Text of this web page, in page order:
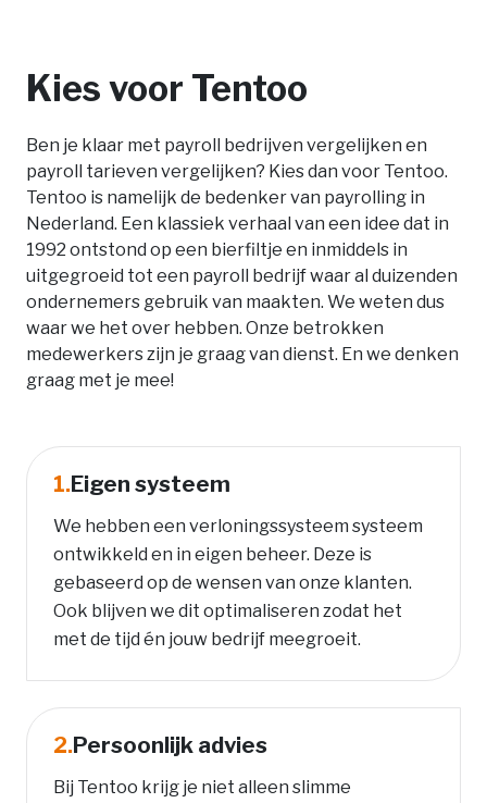
Kies voor Tentoo
Ben je klaar met payroll bedrijven vergelijken en
payroll tarieven vergelijken? Kies dan voor Tentoo.
Tentoo is namelijk de bedenker van payrolling in
Nederland. Een klassiek verhaal van een idee dat in
1992 ontstond op een bierfiltje en inmiddels in
uitgegroeid tot een payroll bedrijf waar al duizenden
ondernemers gebruik van maakten. We weten dus
waar we het over hebben. Onze betrokken
medewerkers zijn je graag van dienst. En we denken
graag met je mee!
1.Eigen systeem
We hebben een verloningssysteem systeem
ontwikkeld en in eigen beheer. Deze is
gebaseerd op de wensen van onze klanten.
Ook blijven we dit optimaliseren zodat het
met de tijd én jouw bedrijf meegroeit.
2.Persoonlijk advies
Bij Tentoo krijg je niet alleen slimme